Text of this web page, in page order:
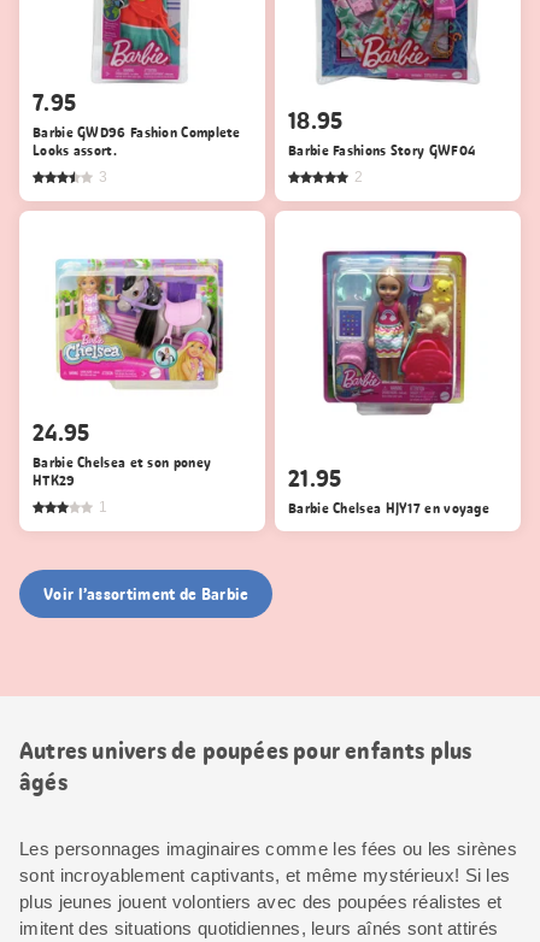
7.95
Barbie GWD96 Fashion Complete
Looks assort.
3
18.95
Barbie Fashions Story GWF04
2
24.95
Barbie Chelsea et son poney
HTK29
1
21.95
Barbie Chelsea HJY17 en voyage
Voir l’assortiment de Barbie
Autres univers de poupées pour enfants plus
âgés
Les personnages imaginaires comme les fées ou les sirènes
sont incroyablement captivants, et même mystérieux! Si les
plus jeunes jouent volontiers avec des poupées réalistes et
imitent des situations quotidiennes, leurs aînés sont attirés